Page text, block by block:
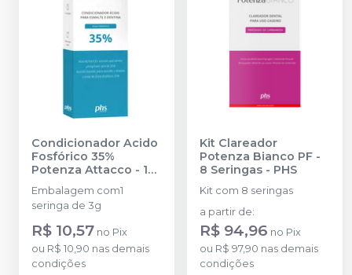
Condicionador Acido
Fosfórico 35%
Potenza Attacco - 1
Embalagem com1
seringa de 3g
R$ 10,57 no Pix
ou R$ 10,90 nas demais
condições
Kit Clareador
Potenza Bianco PF -
8 Seringas - PHS
Kit com 8 seringas
a partir de:
R$ 94,96 no Pix
ou R$ 97,90 nas demais
condições